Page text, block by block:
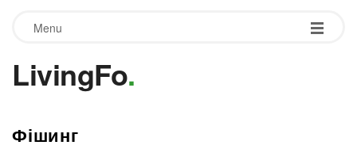
Menu
LivingFo.
Фішинг